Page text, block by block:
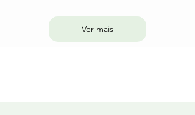
Ver mais